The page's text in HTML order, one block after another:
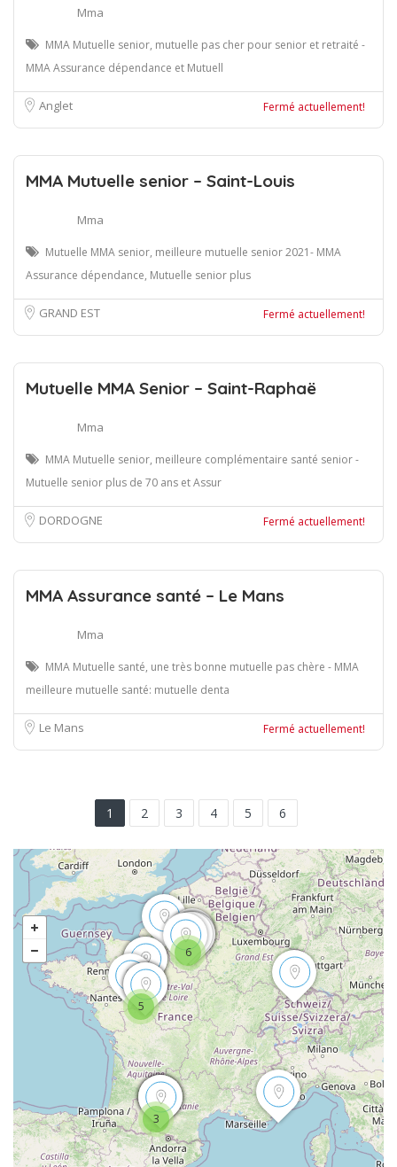
Mma
MMA Mutuelle senior, mutuelle pas cher pour senior et retraité -
MMA Assurance dépendance et Mutuell
Anglet Fermé actuellement!
MMA Mutuelle senior – Saint-Louis
Mma
Mutuelle MMA senior, meilleure mutuelle senior 2021- MMA
Assurance dépendance, Mutuelle senior plus
GRAND EST Fermé actuellement!
Mutuelle MMA Senior – Saint-Raphaë
Mma
MMA Mutuelle senior, meilleure complémentaire santé senior -
Mutuelle senior plus de 70 ans et Assur
DORDOGNE Fermé actuellement!
MMA Assurance santé – Le Mans
Mma
MMA Mutuelle santé, une très bonne mutuelle pas chère - MMA
meilleure mutuelle santé: mutuelle denta
Le Mans Fermé actuellement!
1 2 3 4 5 6
3
5
6